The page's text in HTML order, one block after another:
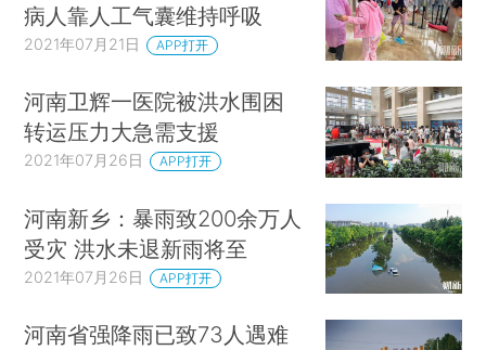
病人靠人工气囊维持呼吸
2021年07月21日 APP打开
河南卫辉一医院被洪水围困
转运压力大急需支援
2021年07月26日 APP打开
河南新乡：暴雨致200余万人
受灾 洪水未退新雨将至
2021年07月26日 APP打开
河南省强降雨已致73人遇难